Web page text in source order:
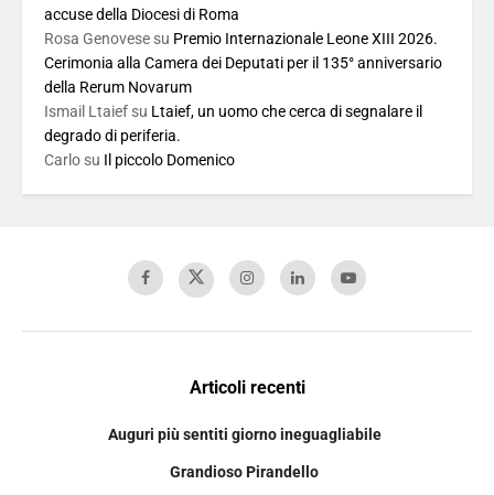
accuse della Diocesi di Roma
Rosa Genovese su Premio Internazionale Leone XIII 2026.
Cerimonia alla Camera dei Deputati per il 135° anniversario
della Rerum Novarum
Ismail Ltaief su Ltaief, un uomo che cerca di segnalare il
degrado di periferia.
Carlo su Il piccolo Domenico
Articoli recenti
Auguri più sentiti giorno ineguagliabile
Grandioso Pirandello